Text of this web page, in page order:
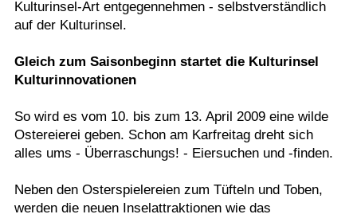
Kulturinsel-Art entgegennehmen - selbstverständlich
auf der Kulturinsel.
Gleich zum Saisonbeginn startet die Kulturinsel
Kulturinnovationen
So wird es vom 10. bis zum 13. April 2009 eine wilde
Ostereierei geben. Schon am Karfreitag dreht sich
alles ums - Überraschungs! - Eiersuchen und -finden.
Neben den Osterspielereien zum Tüfteln und Toben,
werden die neuen Inselattraktionen wie das